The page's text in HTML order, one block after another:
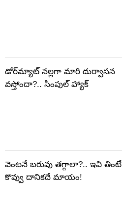
డోర్‌మ్యాట్ నల్లగా మారి దుర్వాసన
వస్తోందా?.. సింపుల్ హ్యాక్
వెంటనే బరువు తగ్గాలా?.. ఇవి తింటే
కొవ్వు దానికదే మాయం!